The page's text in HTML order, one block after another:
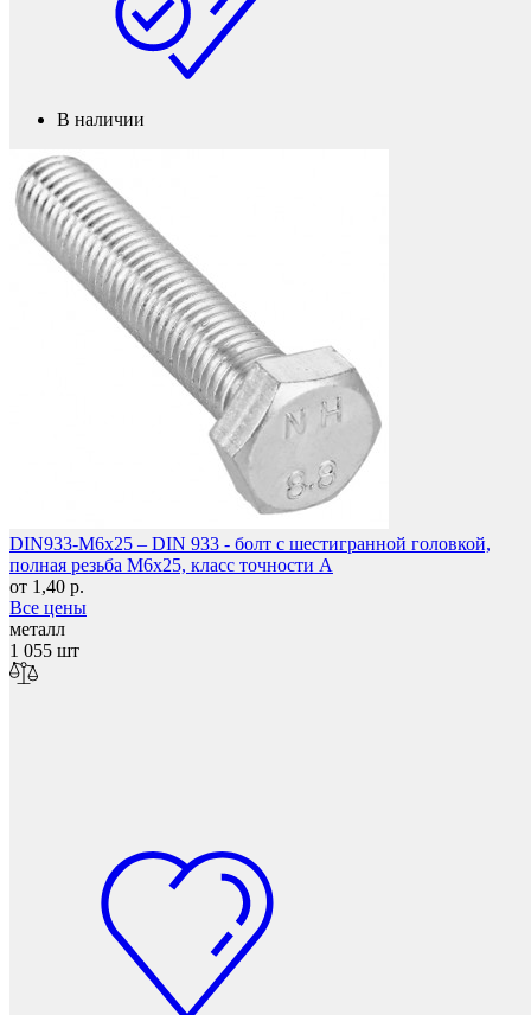
Мебельные колеса
В наличии
DIN933-M6x25 – DIN 933 - болт с шестигранной головкой,
полная резьба M6x25, класс точности A
от 1,40 р.
Все цены
металл
1 055 шт